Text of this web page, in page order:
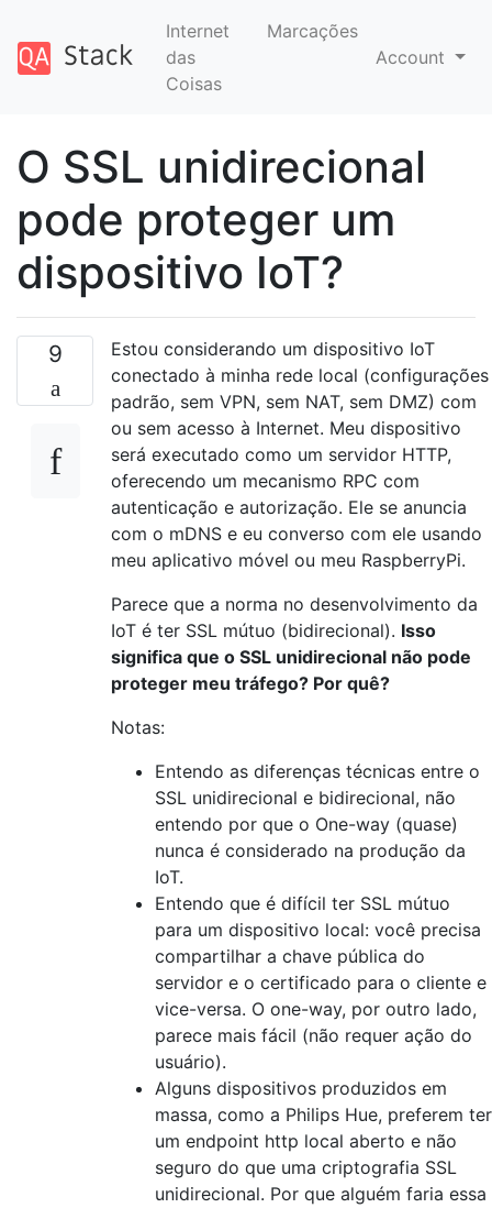
Internet
das
Coisas
Marcações
Account
O SSL unidirecional
pode proteger um
dispositivo IoT?
9
Estou considerando um dispositivo IoT
conectado à minha rede local (configurações
padrão, sem VPN, sem NAT, sem DMZ) com
ou sem acesso à Internet. Meu dispositivo
será executado como um servidor HTTP,
oferecendo um mecanismo RPC com
autenticação e autorização. Ele se anuncia
com o mDNS e eu converso com ele usando
meu aplicativo móvel ou meu RaspberryPi.
Parece que a norma no desenvolvimento da
IoT é ter SSL mútuo (bidirecional). Isso
significa que o SSL unidirecional não pode
proteger meu tráfego? Por quê?
Notas:
Entendo as diferenças técnicas entre o
SSL unidirecional e bidirecional, não
entendo por que o One-way (quase)
nunca é considerado na produção da
IoT.
Entendo que é difícil ter SSL mútuo
para um dispositivo local: você precisa
compartilhar a chave pública do
servidor e o certificado para o cliente e
vice-versa. O one-way, por outro lado,
parece mais fácil (não requer ação do
usuário).
Alguns dispositivos produzidos em
massa, como a Philips Hue, preferem ter
um endpoint http local aberto e não
seguro do que uma criptografia SSL
unidirecional. Por que alguém faria essa